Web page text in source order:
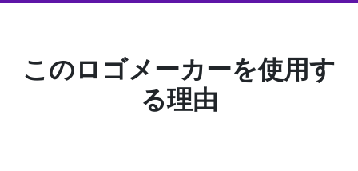
このロゴメーカーを使用す
る理由